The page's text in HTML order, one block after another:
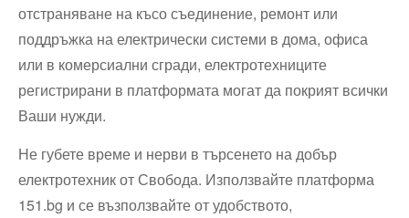
отстраняване на късо съединение, ремонт или
поддръжка на електрически системи в дома, офиса
или в комерсиални сгради, електротехниците
регистрирани в платформата могат да покрият всички
Ваши нужди.
Не губете време и нерви в търсенето на добър
електротехник от Свобода. Използвайте платформа
151.bg и се възползвайте от удобството,